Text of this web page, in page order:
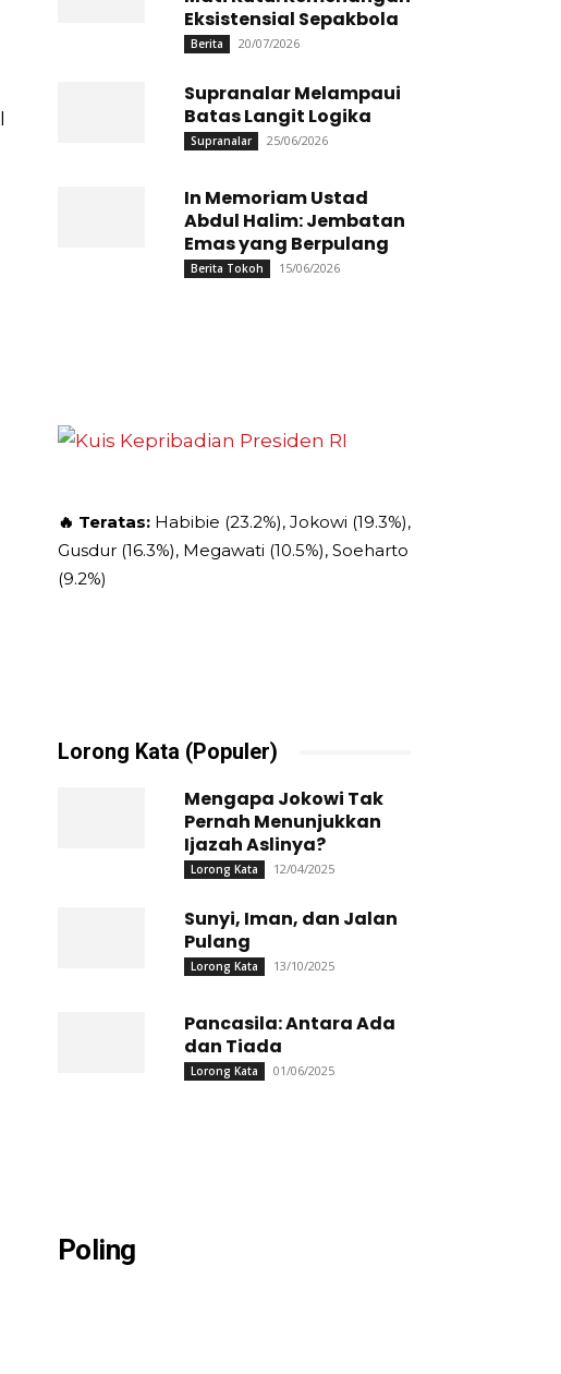
Eksistensial Sepakbola
Berita 20/07/2026
Supranalar Melampaui
Batas Langit Logika
Supranalar 25/06/2026
In Memoriam Ustad
Abdul Halim: Jembatan
Emas yang Berpulang
Berita Tokoh 15/06/2026
🔥 Teratas: Habibie (23.2%), Jokowi (19.3%),
Gusdur (16.3%), Megawati (10.5%), Soeharto
(9.2%)
Lorong Kata (Populer)
Mengapa Jokowi Tak
Pernah Menunjukkan
Ijazah Aslinya?
Lorong Kata 12/04/2025
Sunyi, Iman, dan Jalan
Pulang
Lorong Kata 13/10/2025
Pancasila: Antara Ada
dan Tiada
Lorong Kata 01/06/2025
Poling